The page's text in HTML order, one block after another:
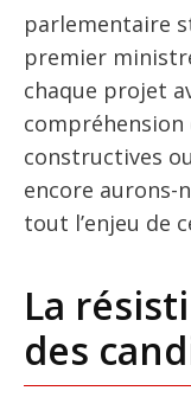
parlementaire
premier
chaque projet
constructives
encore aurons-
tout l’enjeu de
La
des